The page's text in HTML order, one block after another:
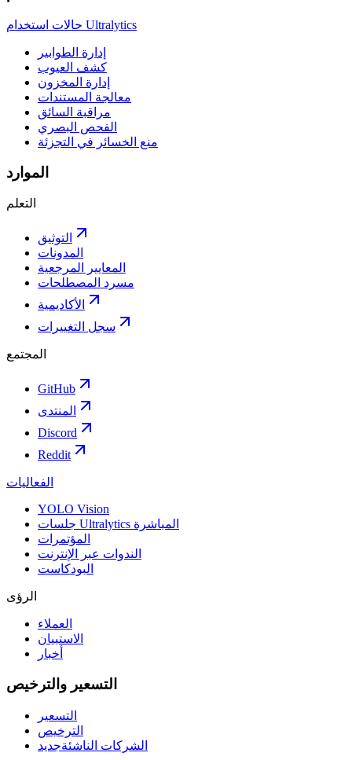
حالات استخدام Ultralytics
إدارة الطوابير
كشف العيوب
إدارة المخزون
معالجة المستندات
مراقبة السائق
الفحص البصري
منع الخسائر في التجزئة
الموارد
التعلم
التوثيق
المدونات
المعايير المرجعية
مسرد المصطلحات
الأكاديمية
سجل التغييرات
المجتمع
GitHub
المنتدى
Discord
Reddit
الفعاليات
YOLO Vision
جلسات Ultralytics المباشرة
المؤتمرات
الندوات عبر الإنترنت
البودكاست
الرؤى
العملاء
الاستبيان
أخبار
التسعير والترخيص
التسعير
الترخيص
الشركات الناشئةجديد